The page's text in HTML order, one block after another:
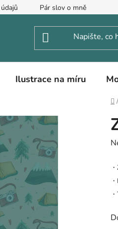
Pár slov o mně
Ilustrace na míru
/
je
5